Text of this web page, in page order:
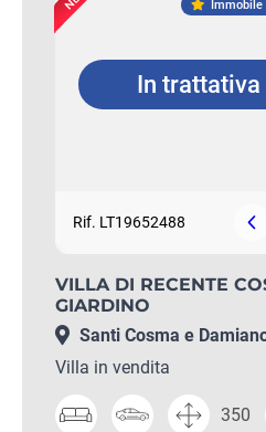
Immobile
In trattativa
Rif. LT19652488
VILLA DI RECENTE
GIARDINO
Santi Cosma e
Villa in vendita
350